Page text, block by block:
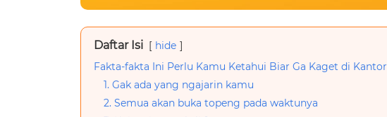
Daftar Isi
hide
Fakta-fakta Ini Perlu Kamu Ketahui Biar Ga Kaget di Kantor
1. Gak ada yang ngajarin kamu
2. Semua akan buka topeng pada waktunya